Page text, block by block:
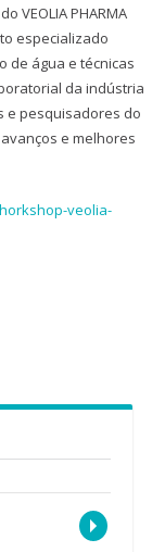
VEOLIA PHARMA
especializado
de água e técnicas
da indústria
e pesquisadores do
e melhores
veolia-